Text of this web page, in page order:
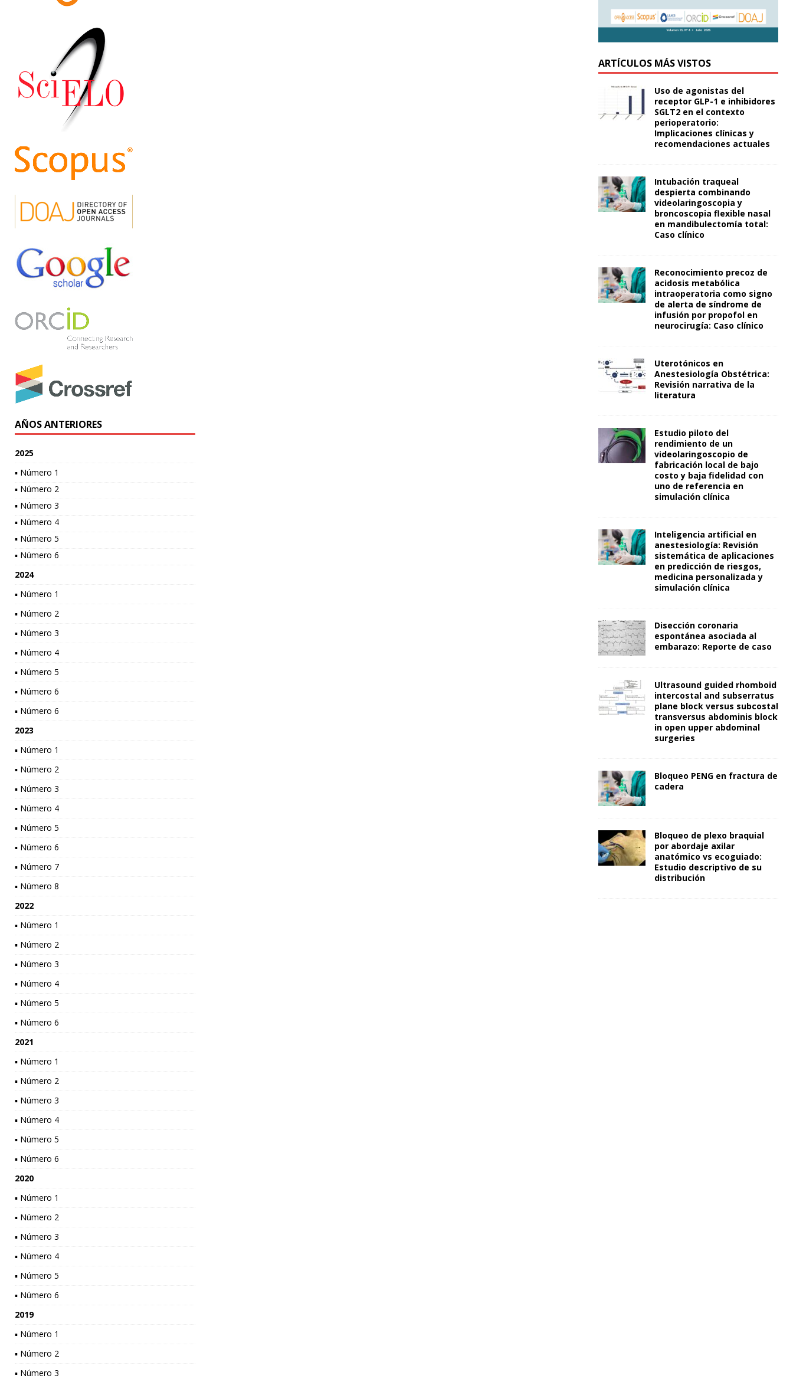
AÑOS ANTERIORES
2025
▪ Número 1
▪ Número 2
▪ Número 3
▪ Número 4
▪ Número 5
▪ Número 6
2024
▪ Número 1
▪ Número 2
▪ Número 3
▪ Número 4
▪ Número 5
▪ Número 6
▪ Número 6
2023
▪ Número 1
▪ Número 2
▪ Número 3
▪ Número 4
▪ Número 5
▪ Número 6
▪ Número 7
▪ Número 8
2022
▪ Número 1
▪ Número 2
▪ Número 3
▪ Número 4
▪ Número 5
▪ Número 6
2021
▪ Número 1
▪ Número 2
▪ Número 3
▪ Número 4
▪ Número 5
▪ Número 6
2020
▪ Número 1
▪ Número 2
▪ Número 3
▪ Número 4
▪ Número 5
▪ Número 6
2019
▪ Número 1
▪ Número 2
▪ Número 3
ARTÍCULOS MÁS VISTOS
Uso de agonistas del
receptor GLP-1 e inhibidores
SGLT2 en el contexto
perioperatorio:
Implicaciones clínicas y
recomendaciones actuales
Intubación traqueal
despierta combinando
videolaringoscopia y
broncoscopia flexible nasal
en mandibulectomía total:
Caso clínico
Reconocimiento precoz de
acidosis metabólica
intraoperatoria como signo
de alerta de síndrome de
infusión por propofol en
neurocirugía: Caso clínico
Uterotónicos en
Anestesiología Obstétrica:
Revisión narrativa de la
literatura
Estudio piloto del
rendimiento de un
videolaringoscopio de
fabricación local de bajo
costo y baja fidelidad con
uno de referencia en
simulación clínica
Inteligencia artificial en
anestesiología: Revisión
sistemática de aplicaciones
en predicción de riesgos,
medicina personalizada y
simulación clínica
Disección coronaria
espontánea asociada al
embarazo: Reporte de caso
Ultrasound guided rhomboid
intercostal and subserratus
plane block versus subcostal
transversus abdominis block
in open upper abdominal
surgeries
Bloqueo PENG en fractura de
cadera
Bloqueo de plexo braquial
por abordaje axilar
anatómico vs ecoguiado:
Estudio descriptivo de su
distribución